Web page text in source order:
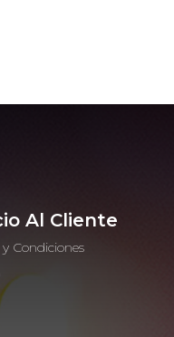
Al Cliente
Condiciones